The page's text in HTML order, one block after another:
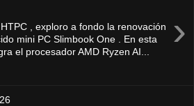
›
, exploro a fondo la renovación
mini PC Slimbook One . En esta
el procesador AMD Ryzen AI...